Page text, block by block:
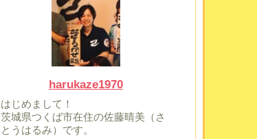
harukaze1970
はじめまして！
茨城県つくば市在住の佐藤晴美（さ
とうはるみ）です。